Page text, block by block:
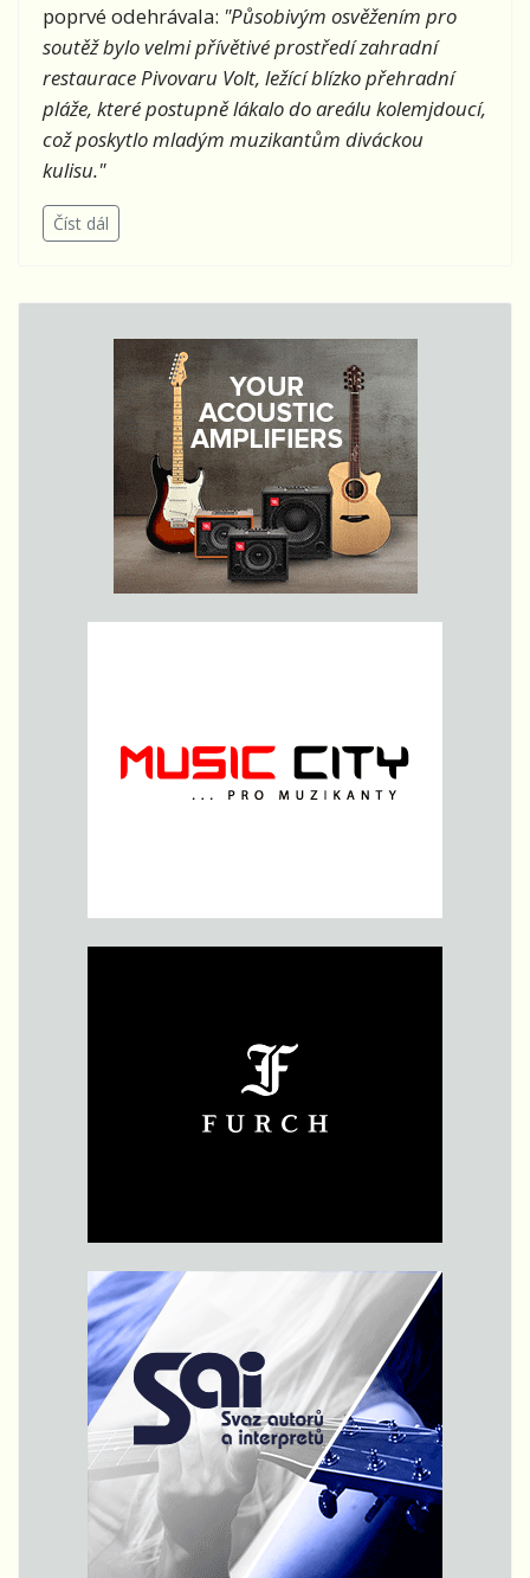
poprvé odehrávala: "Působivým osvěžením pro
soutěž bylo velmi přívětivé prostředí zahradní
restaurace Pivovaru Volt, ležící blízko přehradní
pláže, které postupně lákalo do areálu kolemjdoucí,
což poskytlo mladým muzikantům diváckou
kulisu."
Číst dál